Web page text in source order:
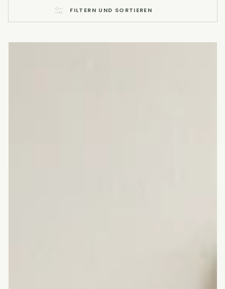
FILTERN UND SORTIEREN